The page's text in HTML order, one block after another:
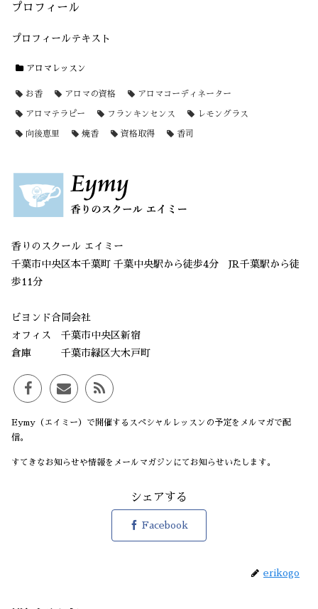
プロフィール
プロフィールテキスト
アロマレッスン
お香 アロマの資格 アロマコーディネーター
アロマテラピー フランキンセンス レモングラス
向後恵里 焼香 資格取得 香司
香りのスクール エイミー
千葉市中央区本千葉町 千葉中央駅から徒歩4分 JR千葉駅から徒
歩11分
ビヨンド合同会社
オフィス 千葉市中央区新宿
倉庫 千葉市緑区大木戸町
Eymy（エイミー）で開催するスペシャルレッスンの予定をメルマガで配
信。
すてきなお知らせや情報をメールマガジンにてお知らせいたします。
シェアする
Facebook
erikogo